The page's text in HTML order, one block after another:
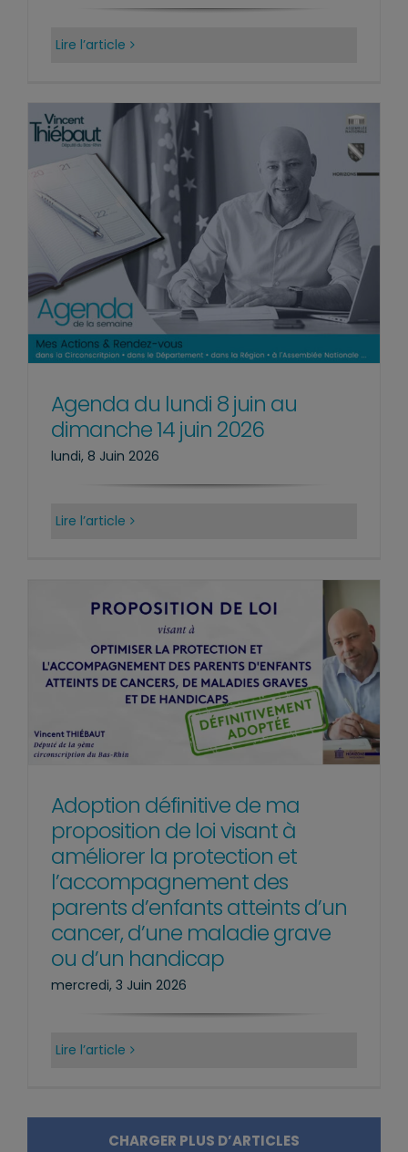
Lire l’article
Agenda du lundi 8 juin au
dimanche 14 juin 2026
lundi, 8 Juin 2026
Lire l’article
Adoption définitive de ma
proposition de loi visant à
améliorer la protection et
l’accompagnement des
parents d’enfants atteints d’un
cancer, d’une maladie grave
ou d’un handicap
mercredi, 3 Juin 2026
Lire l’article
CHARGER PLUS D’ARTICLES